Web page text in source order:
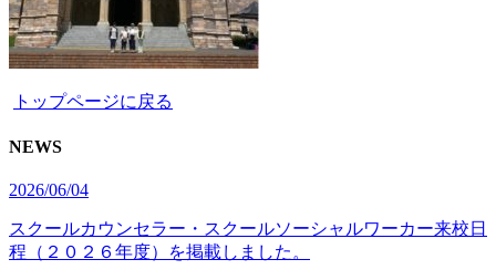
トップページに戻る
NEWS
2026/06/04
スクールカウンセラー・スクールソーシャルワーカー来校日
程（２０２６年度）を掲載しました。